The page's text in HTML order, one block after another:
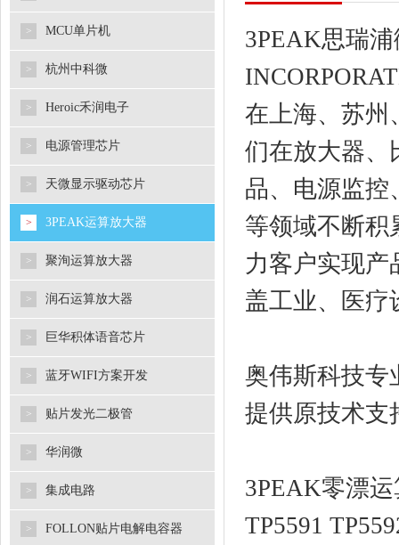
> MCU单片机
> 杭州中科微
> Heroic禾润电子
> 电源管理芯片
> 天微显示驱动芯片
> 3PEAK运算放大器
> 聚洵运算放大器
> 润石运算放大器
> 巨华积体语音芯片
> 蓝牙WIFI方案开发
> 贴片发光二极管
> 华润微
> 集成电路
> FOLLON贴片电解电容器
3PEAK思瑞
在上海、苏州
们在放大器、
品、电源监控
等领域不断积
力客户实现产
盖工业、医疗
奥伟斯科技专
提供原技术支
3PEAK零漂运
TP5591